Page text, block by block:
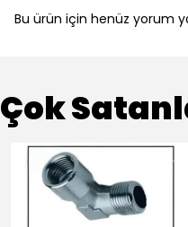
Bu ürün için henüz yorum
Çok